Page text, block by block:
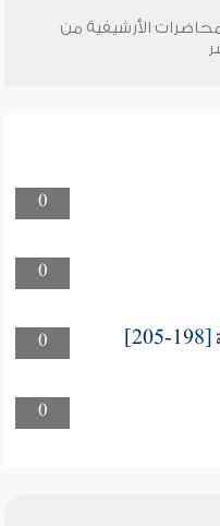
الأرشيفية من
0
0
0
0